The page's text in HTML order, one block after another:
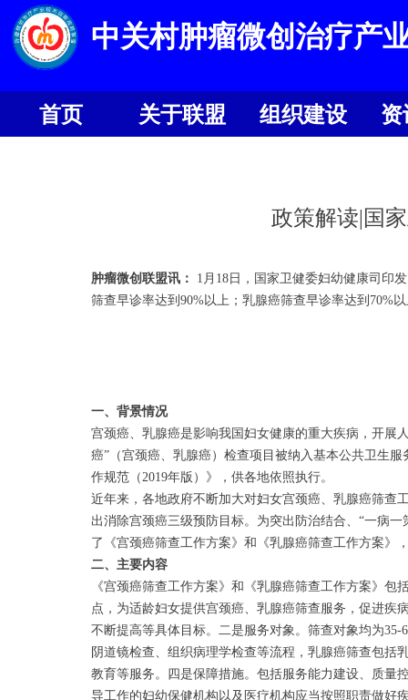
首页
关于联盟
组织建设
资
中关村肿瘤微创治疗产
政策解读|国
肿瘤微创联盟讯：
1月18日，国家卫健委妇幼健康司印
筛查早诊率达到90%以上；乳腺癌筛查早诊率达到70%
一、背景情况
宫颈癌、乳腺癌是影响我国妇女健康的重大疾病，开展
癌”（宫颈癌、乳腺癌）检查项目被纳入基本公共卫生
作规范（2019年版）》，供各地依照执行。
近年来，各地政府不断加大对妇女宫颈癌、乳腺癌筛查
出消除宫颈癌三级预防目标。为突出防治结合、“一病
了《宫颈癌筛查工作方案》和《乳腺癌筛查工作方案》
二、主要内容
《宫颈癌筛查工作方案》和《乳腺癌筛查工作方案》
点，为适龄妇女提供宫颈癌、乳腺癌筛查服务，促进疾
不断提高等具体目标。二是服务对象。筛查对象均为
阴道镜检查、组织病理学检查等流程，乳腺癌筛查包
教育等服务。四是保障措施。包括服务能力建设、质量
导工作的妇幼保健机构以及医疗机构应当按照职责做好